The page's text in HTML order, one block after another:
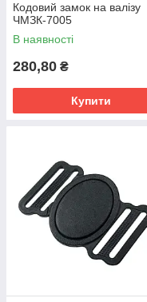
Кодовий замок на валізу
ЧМЗК-7005
В наявності
280,80 ₴
Купити